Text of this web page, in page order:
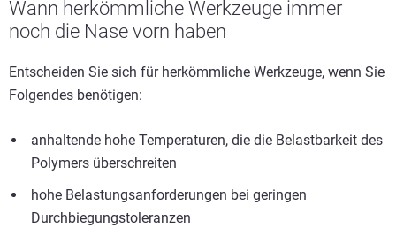
Wann herkömmliche Werkzeuge immer
noch die Nase vorn haben
Entscheiden Sie sich für herkömmliche Werkzeuge, wenn Sie
Folgendes benötigen:
anhaltende hohe Temperaturen, die die Belastbarkeit des
Polymers überschreiten
hohe Belastungsanforderungen bei geringen
Durchbiegungstoleranzen